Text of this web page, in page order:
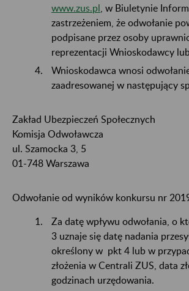
www.zus.pl , w Biuletynie
zastrzeżeniem, że odwołanie
podpisane przez osoby
reprezentacji Wnioskodawcy
Wnioskodawca wnosi
zaadresowanej w następujący
Zakład Ubezpieczeń Społecznych
Komisja Odwoławcza
ul. Szamocka 3, 5
01-748 Warszawa
Odwołanie od wyników konkursu nr
Za datę wpływu odwołania, o
3 uznaje się datę nadania
określony w pkt 4 lub w
złożenia w Centrali ZUS, data
godzinach urzędowania.